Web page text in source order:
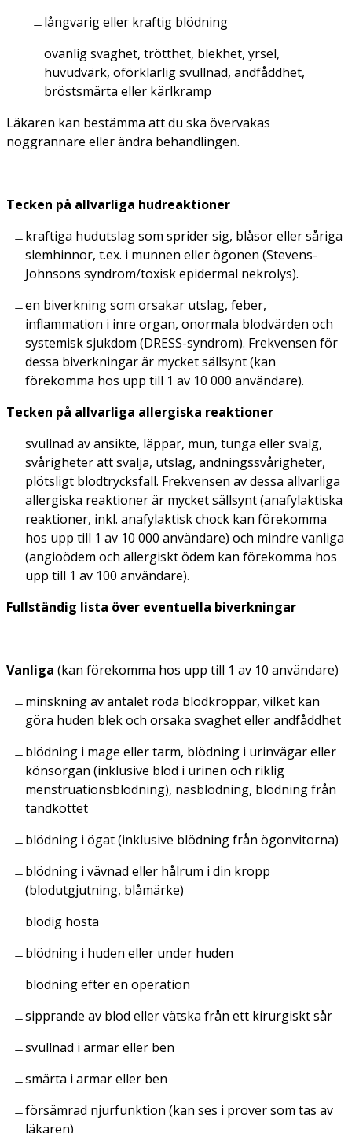
långvarig eller kraftig blödning
ovanlig svaghet, trötthet, blekhet, yrsel,
huvudvärk, oförklarlig svullnad, andfåddhet,
bröstsmärta eller kärlkramp
Läkaren kan bestämma att du ska övervakas
noggrannare eller ändra behandlingen.
Tecken på allvarliga hudreaktioner
kraftiga hudutslag som sprider sig, blåsor eller såriga
slemhinnor, t.ex. i munnen eller ögonen (Stevens-
Johnsons syndrom/toxisk epidermal nekrolys).
en biverkning som orsakar utslag, feber,
inflammation i inre organ, onormala blodvärden och
systemisk sjukdom (DRESS-syndrom). Frekvensen för
dessa biverkningar är mycket sällsynt (kan
förekomma hos upp till 1 av 10 000 användare).
Tecken på allvarliga allergiska reaktioner
svullnad av ansikte, läppar, mun, tunga eller svalg,
svårigheter att svälja, utslag, andningssvårigheter,
plötsligt blodtrycksfall. Frekvensen av dessa allvarliga
allergiska reaktioner är mycket sällsynt (anafylaktiska
reaktioner, inkl. anafylaktisk chock kan förekomma
hos upp till 1 av 10 000 användare) och mindre vanliga
(angioödem och allergiskt ödem kan förekomma hos
upp till 1 av 100 användare).
Fullständig lista över eventuella biverkningar
Vanliga (kan förekomma hos upp till 1 av 10 användare)
minskning av antalet röda blodkroppar, vilket kan
göra huden blek och orsaka svaghet eller andfåddhet
blödning i mage eller tarm, blödning i urinvägar eller
könsorgan (inklusive blod i urinen och riklig
menstruationsblödning), näsblödning, blödning från
tandköttet
blödning i ögat (inklusive blödning från ögonvitorna)
blödning i vävnad eller hålrum i din kropp
(blodutgjutning, blåmärke)
blodig hosta
blödning i huden eller under huden
blödning efter en operation
sipprande av blod eller vätska från ett kirurgiskt sår
svullnad i armar eller ben
smärta i armar eller ben
försämrad njurfunktion (kan ses i prover som tas av
läkaren)